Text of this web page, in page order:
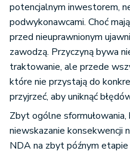
potencjalnym inwestorem,
podwykonawcami. Choć
przed nieuprawnionym
zawodzą. Przyczyną bywa
traktowanie, ale przede
które nie przystają do
przyjrzeć, aby uniknąć
Zbyt ogólne sformułowania,
niewskazanie konsekwencji
NDA na zbyt późnym